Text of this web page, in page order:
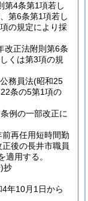
4条第1項若し
第6条第1項若し
の規定により採
正法附則第6条
くは第3項の規
務員法(昭和25
条の5第1項の
例の一部改正に
再任用短時間勤
後の長井市職員
用する。
抄
年10月1日から